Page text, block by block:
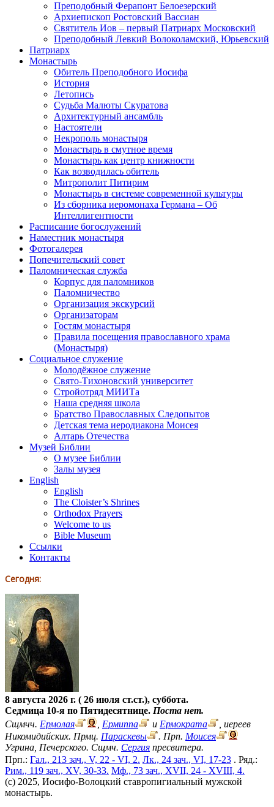
Преподобный Ферапонт Белоезерский
Архиепископ Ростовский Вассиан
Святитель Иов – первый Патриарх Московский
Преподобный Левкий Волоколамский, Юрьевский
Патриарх
Монастырь
Обитель Преподобного Иосифа
История
Летопись
Судьба Малюты Скуратова
Архитектурный ансамбль
Настоятели
Некрополь монастыря
Монастырь в смутное время
Монастырь как центр книжности
Как возводилась обитель
Митрополит Питирим
Монастырь в системе современной культуры
Из сборника иеромонаха Германа – Об
Интеллигентности
Расписание богослужений
Наместник монастыря
Фотогалерея
Попечительский совет
Паломническая служба
Корпус для паломников
Паломничество
Организация экскурсий
Организаторам
Гостям монастыря
Правила посещения православного храма
(Монастыря)
Социальное служение
Молодёжное служение
Свято-Тихоновский университет
Стройотряд МИИТа
Наша средняя школа
Братство Православных Следопытов
Детская тема иеродиакона Моисея
Алтарь Отечества
Музей Библии
О музее Библии
Залы музея
English
English
The Cloister’s Shrines
Orthodox Prayers
Welcome to us
Bible Museum
Ссылки
Контакты
Сегодня:
8 августа 2026 г. ( 26 июля ст.ст.), суббота.
Седмица 10-я по Пятидесятнице. Поста нет.
Сщмчч. Ермолая Ермиппа и Ермократа
, иереев
Никомидийских. Прмц. Параскевы . Прп. Моисея
Угрина, Печерского. Сщмч. Сергия пресвитера.
Прп.: Гал., 213 зач., V, 22 - VI, 2. Лк., 24 зач., VI, 17-23 . Ряд.:
Рим., 119 зач., XV, 30-33. Мф., 73 зач., XVII, 24 - XVIII, 4.
(c) 2025, Иосифо-Волоцкий ставропигиальный мужской
монастырь.